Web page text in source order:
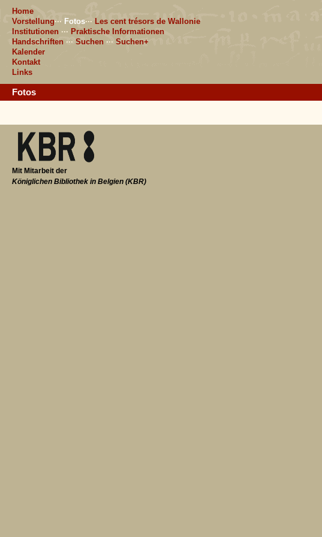
Home
Vorstellung··· Fotos··· Les cent trésors de Wallonie
Institutionen ··· Praktische Informationen
Handschriften ··· Suchen ··· Suchen+
Kalender
Kontakt
Links
Fotos
Mit Mitarbeit der
Königlichen Bibliothek in Belgien (KBR)